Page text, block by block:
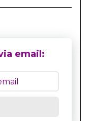
email: